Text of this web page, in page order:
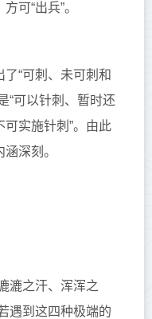
可“出兵”。
“可刺、未可刺和
“可以针刺、暂时还
实施针刺”。由此
深刻。
漉之汗、浑浑之
遇到这四种极端的